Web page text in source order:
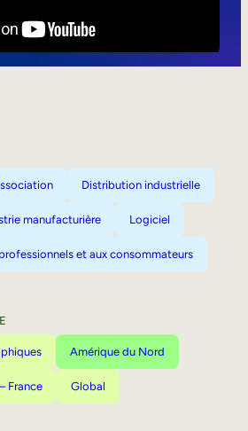
Distribution industrielle
manufacturière Logiciel
et aux consommateurs
Amérique du Nord
France Global